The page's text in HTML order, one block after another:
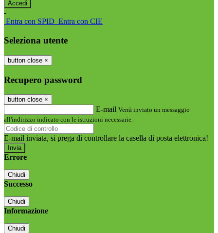
-
Entra con SPID Entra con CIE
Seleziona utente
button close ×
Recupero password
button close ×
E-mail Verrà inviato un messaggio
all'indirizzo indicato con le istruzioni necessarie.
E-mail inviata, si prega di controllare la casella di posta elettronica!
Errore
Chiudi
Successo
Chiudi
Informazione
Chiudi